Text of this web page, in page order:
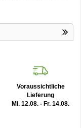
Voraussichtliche
Lieferung
Mi. 12.08. - Fr. 14.08.